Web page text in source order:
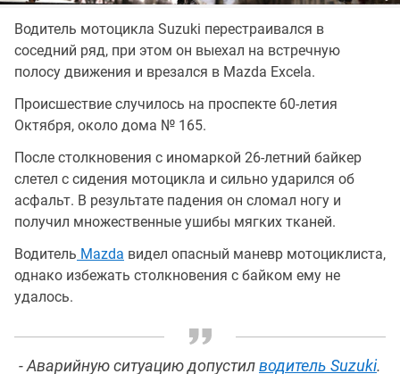
Водитель мотоцикла Suzuki перестраивался в
соседний ряд, при этом он выехал на встречную
полосу движения и врезался в Mazda Excela.
Происшествие случилось на проспекте 60-летия
Октября, около дома № 165.
После столкновения с иномаркой 26-летний байкер
слетел с сидения мотоцикла и сильно ударился об
асфальт. В результате падения он сломал ногу и
получил множественные ушибы мягких тканей.
Водитель Mazda видел опасный маневр мотоциклиста,
однако избежать столкновения с байком ему не
удалось.
- Аварийную ситуацию допустил водитель Suzuki.